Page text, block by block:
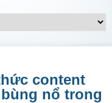
content
nổ trong